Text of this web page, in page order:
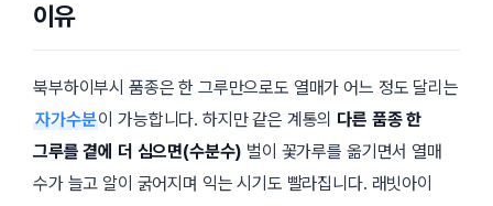
이유
북부하이부시 품종은 한 그루만으로도 열매가 어느 정도 달리는
자가수분이 가능합니다. 하지만 같은 계통의 다른 품종 한
그루를 곁에 더 심으면(수분수) 벌이 꽃가루를 옮기면서 열매
수가 늘고 알이 굵어지며 익는 시기도 빨라집니다. 래빗아이